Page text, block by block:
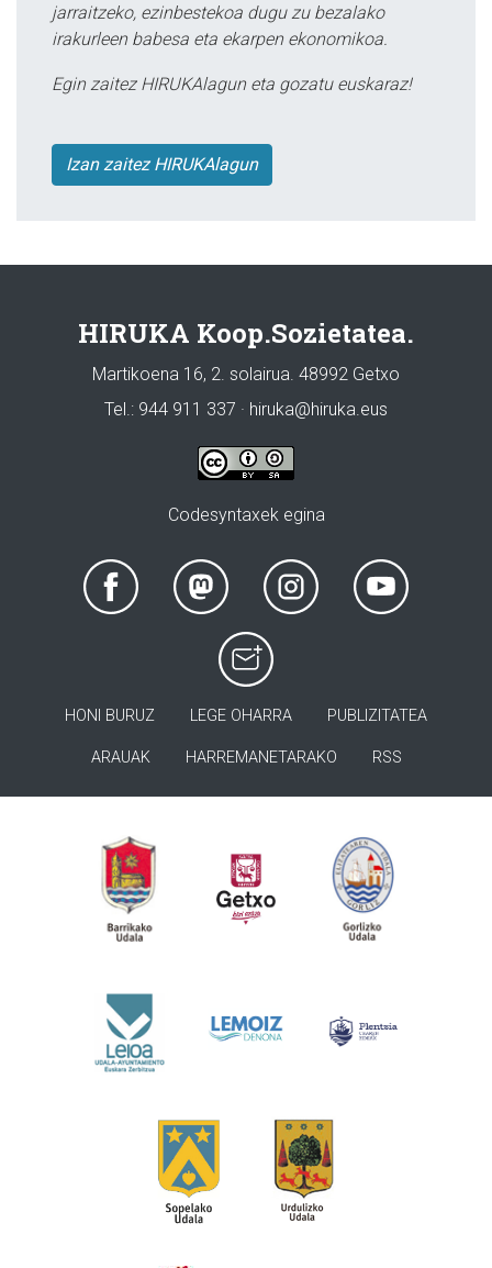
jarraitzeko, ezinbestekoa dugu zu bezalako
irakurleen babesa eta ekarpen ekonomikoa.
Egin zaitez HIRUKAlagun eta gozatu euskaraz!
Izan zaitez HIRUKAlagun
HIRUKA Koop.Sozietatea.
Martikoena 16, 2. solairua. 48992 Getxo
Tel.: 944 911 337 · hiruka@hiruka.eus
Codesyntaxek egina
HONI BURUZ LEGE OHARRA PUBLIZITATEA
ARAUAK HARREMANETARAKO RSS